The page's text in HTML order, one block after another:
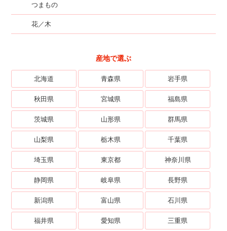
つまもの
花／木
産地で選ぶ
北海道 青森県 岩手県
秋田県 宮城県 福島県
茨城県 山形県 群馬県
山梨県 栃木県 千葉県
埼玉県 東京都 神奈川県
静岡県 岐阜県 長野県
新潟県 富山県 石川県
福井県 愛知県 三重県